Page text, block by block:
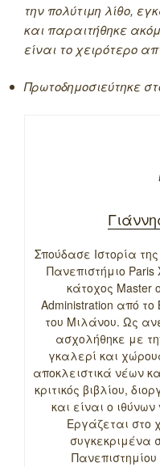
την πολύτιμη λίθο,
και παραιτήθηκε
είναι το χειρότερο
Πρωτοδημοσιεύτηκε
Σπούδασε Ιστορία
Πανεπιστήμιο Paris
κάτοχος Master
Administration από το
του Μιλάνου. Ως
ασχολήθηκε με
γκαλερί και
αποκλειστικά νέων
κριτικός βιβλίου,
και είναι ο
Εργάζεται στο
συγκεκριμένα